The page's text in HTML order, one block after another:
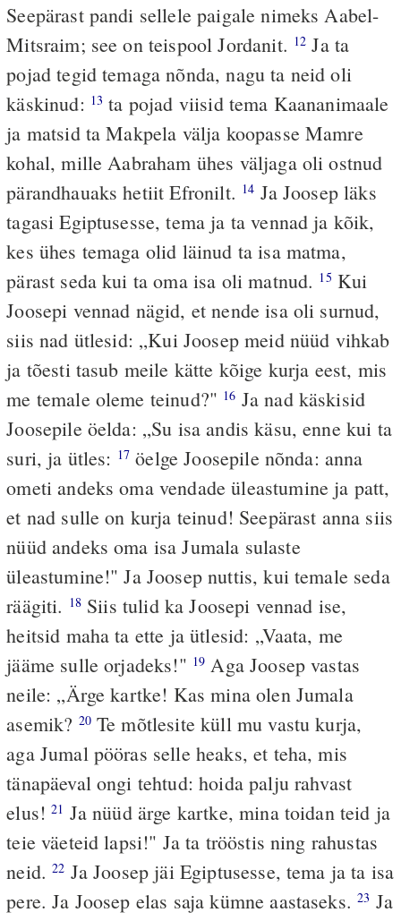
Seepärast pandi sellele paigale nimeks Aabel-
Mitsraim; see on teispool Jordanit. 12 Ja ta
pojad tegid temaga nõnda, nagu ta neid oli
käskinud: 13 ta pojad viisid tema Kaananimaale
ja matsid ta Makpela välja koopasse Mamre
kohal, mille Aabraham ühes väljaga oli ostnud
pärandhauaks hetiit Efronilt. 14 Ja Joosep läks
tagasi Egiptusesse, tema ja ta vennad ja kõik,
kes ühes temaga olid läinud ta isa matma,
pärast seda kui ta oma isa oli matnud. 15 Kui
Joosepi vennad nägid, et nende isa oli surnud,
siis nad ütlesid: „Kui Joosep meid nüüd vihkab
ja tõesti tasub meile kätte kõige kurja eest, mis
me temale oleme teinud?" 16 Ja nad käskisid
Joosepile öelda: „Su isa andis käsu, enne kui ta
suri, ja ütles: 17 öelge Joosepile nõnda: anna
ometi andeks oma vendade üleastumine ja patt,
et nad sulle on kurja teinud! Seepärast anna siis
nüüd andeks oma isa Jumala sulaste
üleastumine!" Ja Joosep nuttis, kui temale seda
räägiti. 18 Siis tulid ka Joosepi vennad ise,
heitsid maha ta ette ja ütlesid: „Vaata, me
jääme sulle orjadeks!" 19 Aga Joosep vastas
neile: „Ärge kartke! Kas mina olen Jumala
asemik? 20Te mõtlesite küll mu vastu kurja,
aga Jumal pööras selle heaks, et teha, mis
tänapäeval ongi tehtud: hoida palju rahvast
elus!21 Ja nüüd ärge kartke, mina toidan teid ja
teie väeteid lapsi!" Ja ta trööstis ning rahustas
neid.22 Ja Joosep jäi Egiptusesse, tema ja ta isa
pere. Ja Joosep elas saja kümne aastaseks.23 Ja